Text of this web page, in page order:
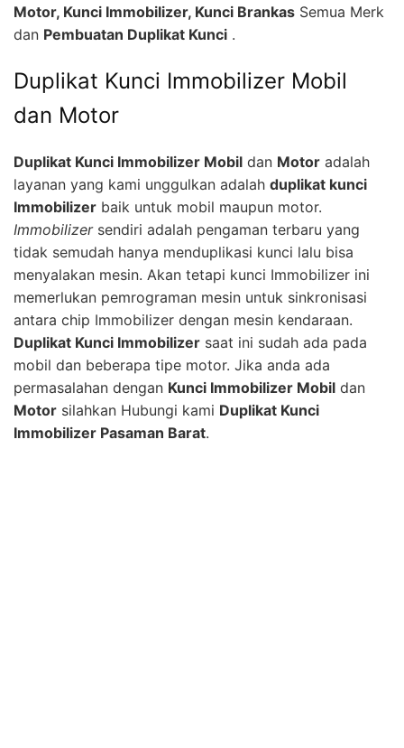
Motor, Kunci Immobilizer, Kunci Brankas Semua Merk
dan Pembuatan Duplikat Kunci .
Duplikat Kunci Immobilizer Mobil
dan Motor
Duplikat Kunci Immobilizer Mobil dan Motor adalah
layanan yang kami unggulkan adalah duplikat kunci
Immobilizer baik untuk mobil maupun motor.
Immobilizersendiri adalah pengaman terbaru yang
tidak semudah hanya menduplikasi kunci lalu bisa
menyalakan mesin. Akan tetapi kunci Immobilizer ini
memerlukan pemrograman mesin untuk sinkronisasi
antara chip Immobilizer dengan mesin kendaraan.
Duplikat Kunci Immobilizer saat ini sudah ada pada
mobil dan beberapa tipe motor. Jika anda ada
permasalahan dengan Kunci Immobilizer Mobil dan
Motor silahkan Hubungi kami Duplikat Kunci
Immobilizer Pasaman Barat.